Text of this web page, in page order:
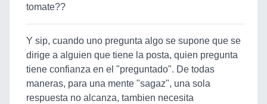
tomate??
Y sip, cuando uno pregunta algo se supone que se
dirige a alguien que tiene la posta, quien pregunta
tiene confianza en el "preguntado". De todas
maneras, para una mente "sagaz", una sola
respuesta no alcanza, tambien necesita